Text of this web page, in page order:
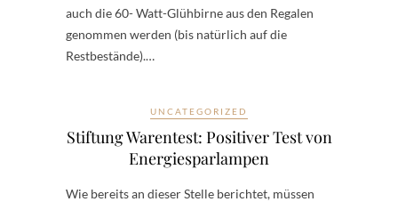
auch die 60- Watt-Glühbirne aus den Regalen
genommen werden (bis natürlich auf die
Restbestände).…
UNCATEGORIZED
Stiftung Warentest: Positiver Test von
Energiesparlampen
Wie bereits an dieser Stelle berichtet, müssen